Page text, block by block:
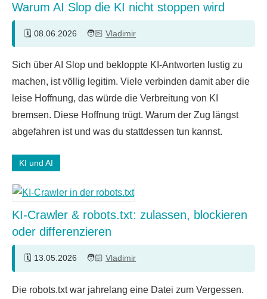
Warum AI Slop die KI nicht stoppen wird
08.06.2026 Vladimir
Kommentare
Sich über AI Slop und bekloppte KI-Antworten lustig zu
machen, ist völlig legitim. Viele verbinden damit aber die
leise Hoffnung, das würde die Verbreitung von KI
bremsen. Diese Hoffnung trügt. Warum der Zug längst
abgefahren ist und was du stattdessen tun kannst.
KI und AI
KI-Crawler & robots.txt: zulassen, blockieren
oder differenzieren
13.05.2026 Vladimir
Kommentare
Die robots.txt war jahrelang eine Datei zum Vergessen.